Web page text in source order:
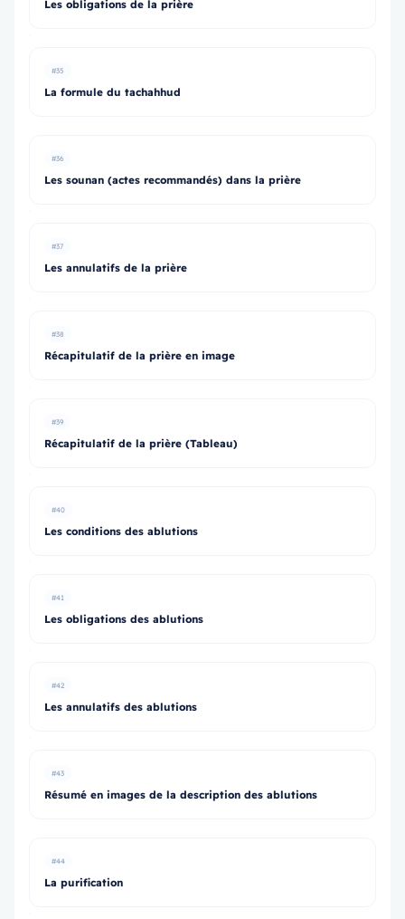
Les obligations de la prière
#35
La formule du tachahhud
#36
Les sounan (actes recommandés) dans la prière
#37
Les annulatifs de la prière
#38
Récapitulatif de la prière en image
#39
Récapitulatif de la prière (Tableau)
#40
Les conditions des ablutions
#41
Les obligations des ablutions
#42
Les annulatifs des ablutions
#43
Résumé en images de la description des ablutions
#44
La purification